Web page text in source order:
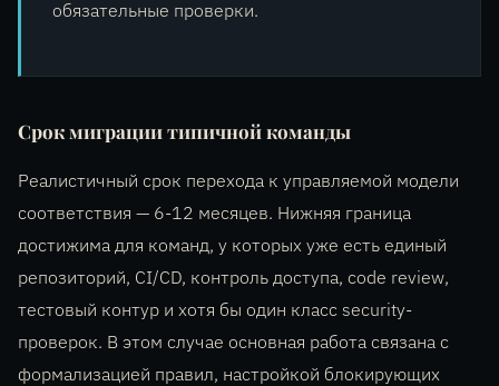
обязательные проверки.
Срок миграции типичной команды
Реалистичный срок перехода к управляемой модели
соответствия — 6-12 месяцев. Нижняя граница
достижима для команд, у которых уже есть единый
репозиторий, CI/CD, контроль доступа, code review,
тестовый контур и хотя бы один класс security-
проверок. В этом случае основная работа связана с
формализацией правил, настройкой блокирующих